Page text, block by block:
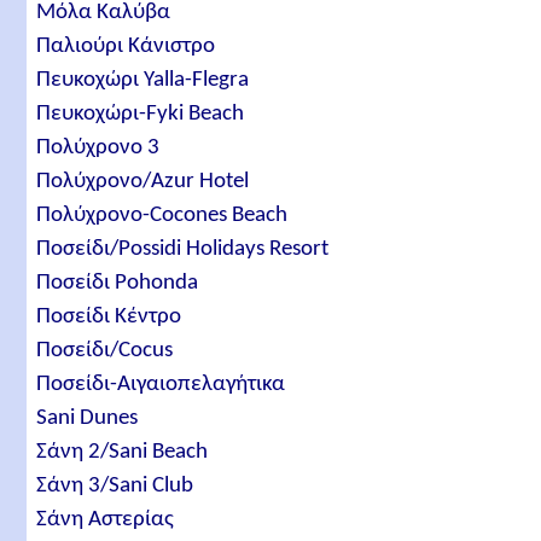
Μόλα Καλύβα
Παλιούρι Κάνιστρο
Πευκοχώρι Yalla-Flegra
Πευκοχώρι-Fyki Beach
Πολύχρονο 3
Πολύχρονο/Azur Hotel
Πολύχρονο-Cocones Beach
Ποσείδι/Possidi Holidays Resort
Ποσείδι Pohonda
Ποσείδι Κέντρο
Ποσείδι/Cocus
Ποσείδι-Αιγαιοπελαγήτικα
Sani Dunes
Σάνη 2/Sani Beach
Σάνη 3/Sani Club
Σάνη Αστερίας